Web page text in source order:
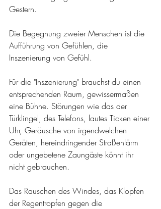
Gestern.
Die Begegnung zweier Menschen ist die
Aufführung von Gefühlen, die
Inszenierung von Gefühl.
Für die "Inszenierung" brauchst du einen
entsprechenden Raum, gewissermaßen
eine Bühne. Störungen wie das der
Türklingel, des Telefons, lautes Ticken einer
Uhr, Geräusche von irgendwelchen
Geräten, hereindringender Straßenlärm
oder ungebetene Zaungäste könnt ihr
nicht gebrauchen.
Das Rauschen des Windes, das Klopfen
der Regentropfen gegen die